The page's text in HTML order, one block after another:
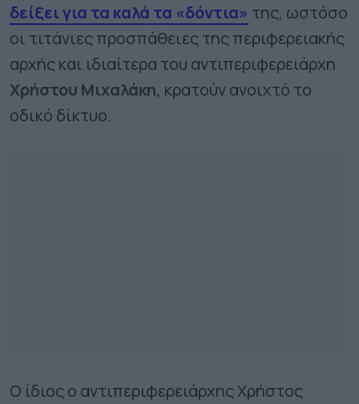
δείξει για τα καλά τα «δόντια» της, ωστόσο
οι τιτάνιες προσπάθειες της περιφερειακής
αρχής και ιδιαίτερα του αντιπεριφερειάρχη
Χρήστου Μιχαλάκη, κρατούν ανοιχτό το
οδικό δίκτυο.
Ο ίδιος ο αντιπεριφερειάρχης Χρήστος